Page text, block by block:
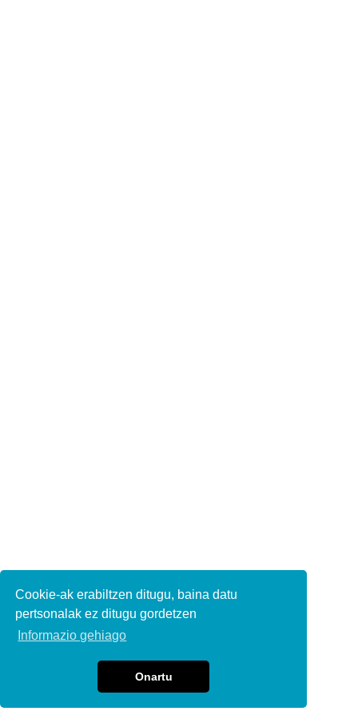
Cookie-ak erabiltzen ditugu, baina datu
pertsonalak ez ditugu gordetzen
Informazio gehiago
Onartu